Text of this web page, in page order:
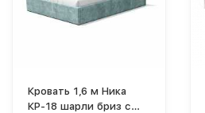
Кровать 1,6 м Ника
КР-18 шарли бриз с